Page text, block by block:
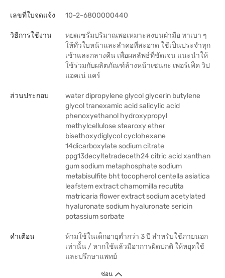
เลขที่ใบจดแจ้ง 10-2-6800000440
วิธีการใช้งาน
หยดเซรั่มปริมาณพอเหมาะลงบนฝ่ามือ ทาเบา ๆ
ให้ทั่วใบหน้าและลำคอที่สะอาด ใช้เป็นประจำทุก
เช้าและกลางคืน เพื่อผลลัพธ์ที่ชัดเจน แนะนำให้
ใช้ร่วมกับผลิตภัณฑ์ล้างหน้าเซนกะ เพอร์เฟ็ค วิป
แอคเน่ แคร์
ส่วนประกอบ
water dipropylene glycol glycerin butylene
glycol tranexamic acid salicylic acid
phenoxyethanol hydroxypropyl
methylcellulose stearoxy ether
bisethoxydiglycol cyclohexane
14dicarboxylate sodium citrate
ppg13decyltetradeceth24 citric acid xanthan
gum sodium metaphosphate sodium
metabisulfite bht tocopherol centella asiatica
leafstem extract chamomilla recutita
matricaria flower extract sodium acetylated
hyaluronate sodium hyaluronate sericin
potassium sorbate
คำเตือน
ห้ามใช้ในเด็กอายุต่ำกว่า 3 ปี สำหรับใช้ภายนอก
เท่านั้น / หากใช้แล้วมีอาการผิดปกติ ให้หยุดใช้
และปรึกษาแพทย์
ซ่อน